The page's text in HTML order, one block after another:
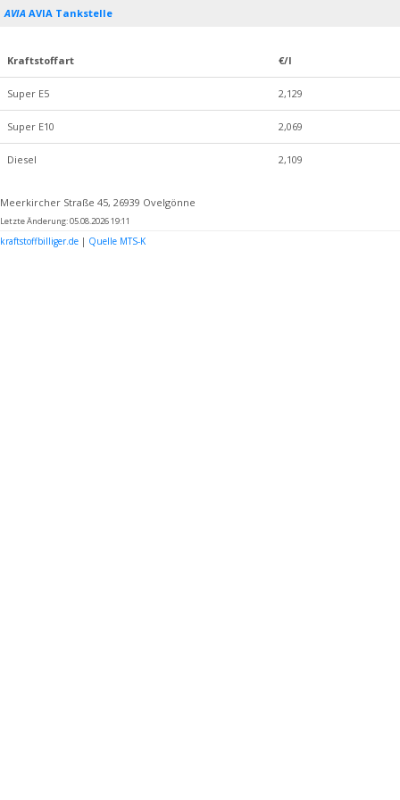
AVIA AVIA Tankstelle
Kraftstoffart €/l
Super E5 2,129
Super E10 2,069
Diesel 2,109
Meerkircher Straße 45, 26939 Ovelgönne
Letzte Änderung: 05.08.2026 19:11
kraftstoffbilliger.de | Quelle MTS-K